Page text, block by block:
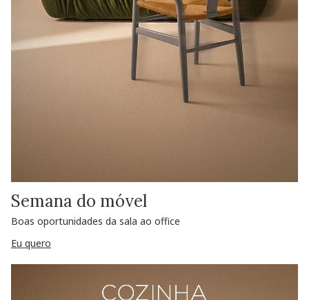
Semana do móvel
Boas oportunidades da sala ao office
Eu quero